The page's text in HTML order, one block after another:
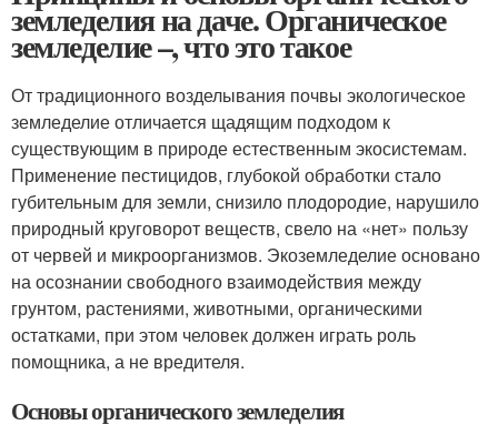
земледелия на даче. Органическое
земледелие –, что это такое
От традиционного возделывания почвы экологическое
земледелие отличается щадящим подходом к
существующим в природе естественным экосистемам.
Применение пестицидов, глубокой обработки стало
губительным для земли, снизило плодородие, нарушило
природный круговорот веществ, свело на «нет» пользу
от червей и микроорганизмов. Экоземледелие основано
на осознании свободного взаимодействия между
грунтом, растениями, животными, органическими
остатками, при этом человек должен играть роль
помощника, а не вредителя.
Основы органического земледелия